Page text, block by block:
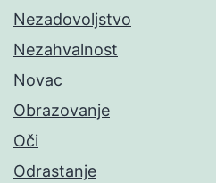
Nezadovoljstvo
Nezahvalnost
Novac
Obrazovanje
Oči
Odrastanje